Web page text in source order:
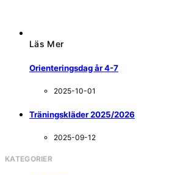
Läs Mer
Orienteringsdag år 4-7
2025-10-01
Träningskläder 2025/2026
2025-09-12
KATEGORIER